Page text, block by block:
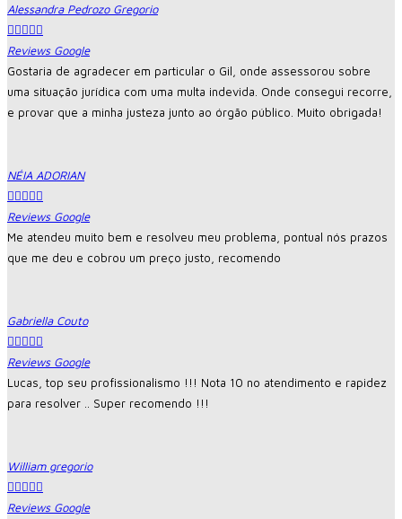
Alessandra Pedrozo Gregorio

Reviews Google
Gostaria de agradecer em particular o Gil, onde assessorou sobre
uma situação jurídica com uma multa indevida. Onde consegui recorre,
e provar que a minha justeza junto ao órgão público. Muito obrigada!
NÉIA ADORIAN

Reviews Google
Me atendeu muito bem e resolveu meu problema, pontual nós prazos
que me deu e cobrou um preço justo, recomendo
Gabriella Couto

Reviews Google
Lucas, top seu profissionalismo !!! Nota 10 no atendimento e rapidez
para resolver .. Super recomendo !!!
William gregorio

Reviews Google